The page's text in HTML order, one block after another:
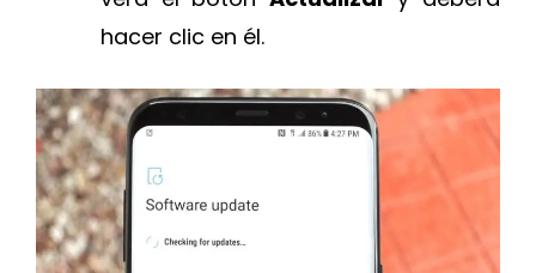
hacer clic en él.